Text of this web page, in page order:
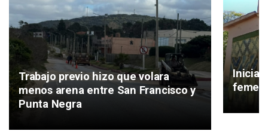
Trabajo previo hizo que volara
menos arena entre San Francisco y
Punta Negra
Inicia